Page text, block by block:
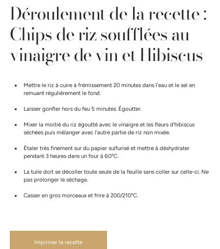
Déroulement de la recette :
Chips de riz soufflées au
vinaigre de vin et Hibiscus
Mettre le riz à cuire à frémissement 20 minutes dans l’eau et le sel en
remuant régulièrement le fond.
Laisser gonfler hors du feu 5 minutes. Égoutter.
Mixer la moitié du riz égoutté avec le vinaigre et les fleurs d’hibiscus
séchées puis mélanger avec l’autre partie de riz non mixée.
Étaler très finement sur du papier sulfurisé et mettre à déshydrater
pendant 3 heures dans un four à 60°C.
La tuile doit se décoller toute seule de la feuille sans coller sur celle-ci. Ne
pas prolonger le séchage.
Casser en gros morceaux et frire à 200/210°C.
Imprimer la recette